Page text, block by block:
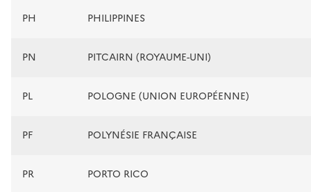
PH PHILIPPINES
PN PITCAIRN (ROYAUME-UNI)
PL POLOGNE (UNION EUROPÉENNE)
PF POLYNÉSIE FRANÇAISE
PR PORTO RICO